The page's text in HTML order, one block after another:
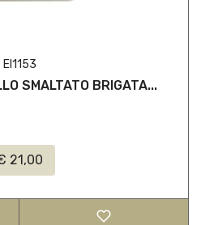
EI1153
SMALTATO BRIGATA...
21,00